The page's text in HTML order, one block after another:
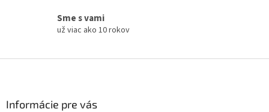
Sme s vami
už viac ako 10 rokov
Informácie pre vás